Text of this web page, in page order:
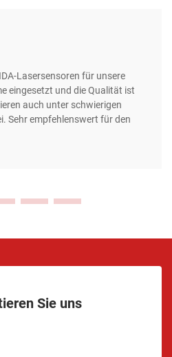
Lasersensoren für unsere
eingesetzt und die Qualität ist
auch unter schwierigen
Sehr empfehlenswert für den
Sie uns